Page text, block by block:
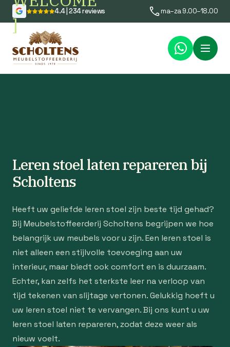
]
4.4 | 234 reviews ma–za 9.00–18.00
Menu
Leren stoel laten repareren bij
Scholtens
Heeft uw geliefde leren stoel zijn beste tijd gehad?
Bij Meubelstoffeerderij Scholtens begrijpen we hoe
belangrijk uw meubels voor u zijn. Een leren stoel is
niet alleen een stijlvolle toevoeging aan uw
interieur, maar biedt ook comfort en is duurzaam.
Echter, kan zelfs het sterkste leer na verloop van
tijd tekenen van slijtage vertonen. Gelukkig hoeft u
uw leren stoel niet te vervangen. Bij ons kunt u uw
leren stoel laten repareren, zodat deze weer als
nieuw voelt.